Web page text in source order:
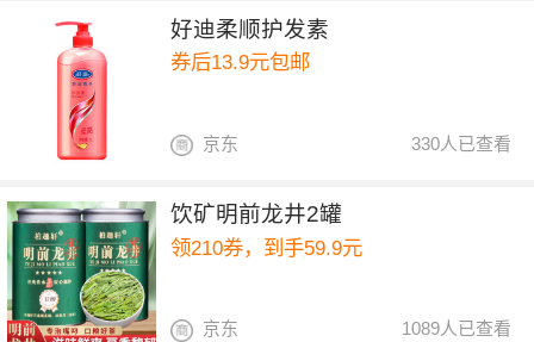
好迪柔顺护发素
券后13.9元包邮
330人已查看
京东
饮矿明前龙井2罐
领210券，到手59.9元
1089人已查看
京东